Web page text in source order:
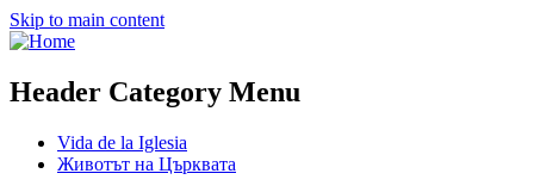
Skip to main content
Header Category Menu
Vida de la Iglesia
Животът на Църквата